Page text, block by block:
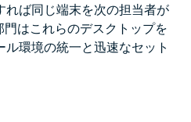
れば同じ端末を次の担当者が
はこれらのデスクトップを
環境の統一と迅速なセット